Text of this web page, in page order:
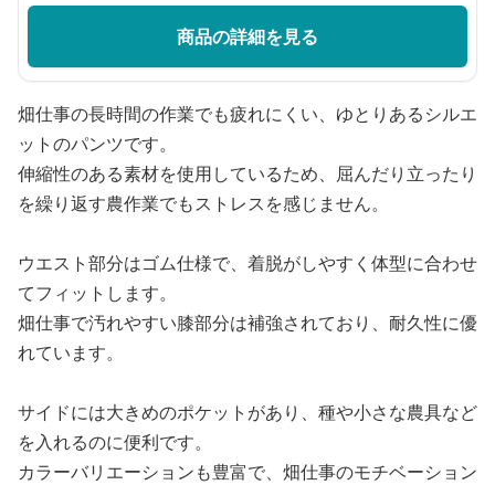
商品の詳細を見る
畑仕事の長時間の作業でも疲れにくい、ゆとりあるシルエ
ットのパンツです。
伸縮性のある素材を使用しているため、屈んだり立ったり
を繰り返す農作業でもストレスを感じません。
ウエスト部分はゴム仕様で、着脱がしやすく体型に合わせ
てフィットします。
畑仕事で汚れやすい膝部分は補強されており、耐久性に優
れています。
サイドには大きめのポケットがあり、種や小さな農具など
を入れるのに便利です。
カラーバリエーションも豊富で、畑仕事のモチベーション